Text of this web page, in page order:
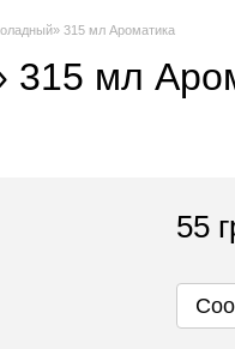
315 мл Ароматика
315 мл
55